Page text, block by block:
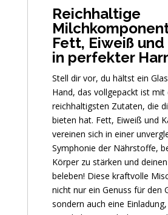
Reichhaltige
Fett, Eiweiß und
in perfekter
Stell dir vor, du hältst ein
Hand, das vollgepackt ist mit
reichhaltigsten Zutaten, die
bieten hat. Fett, Eiweiß und
vereinen sich in einer
Symphonie der Nährstoffe,
Körper zu stärken und
beleben! Diese kraftvolle
nicht nur ein Genuss für den
sondern auch eine